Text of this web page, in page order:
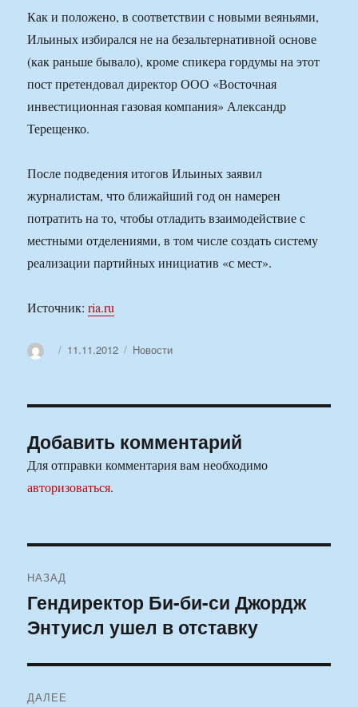
Как и положено, в соответствии с новыми веяньями,
Ильиных избирался не на безальтернативной основе
(как раньше бывало), кроме спикера гордумы на этот
пост претендовал директор ООО «Восточная
инвестиционная газовая компания» Александр
Терещенко.
После подведения итогов Ильиных заявил
журналистам, что ближайший год он намерен
потратить на то, чтобы отладить взаимодействие с
местными отделениями, в том числе создать систему
реализации партийных инициатив «с мест».
Источник:ria.ru
АвторОпубликовано
11.11.2012 Рубрики
Новости
Добавить комментарий
Для отправки комментария вам необходимо
авторизоваться.
по
записям
НАЗАД
Предыдущая
запись:
Гендиректор Би-би-си Джордж
Энтуисл ушел в отставку
ДАЛЕЕ